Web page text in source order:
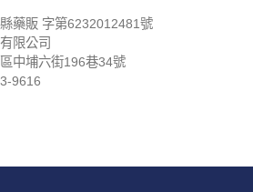
藥販 字第6232012481號
限公司
中埔六街196巷34號
9616